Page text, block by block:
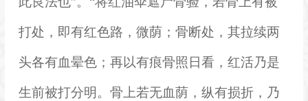
打处，即有红色路，微荫；骨断处，其拉续两
头各有血晕色；再以有痕骨照日看，红活乃是
生前被打分明。骨上若无血荫，纵有损折，乃